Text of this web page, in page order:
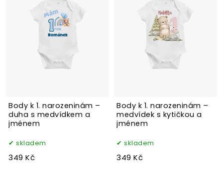
Body k 1. narozeninám –
duha s medvídkem a
jménem
skladem
349 Kč
Body k 1. narozeninám –
medvídek s kytičkou a
jménem
skladem
349 Kč